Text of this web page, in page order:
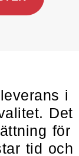
i
Det
för
tid och